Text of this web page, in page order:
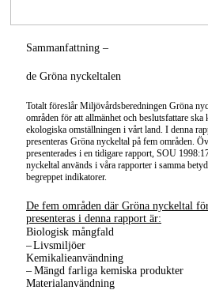
Sammanfattning –
de Gröna nyckeltalen
Totalt föreslår Miljövårdsberedningen Gröna
områden för att allmänhet och beslutsfattare ska
ekologiska omställningen i vårt land. I denna
presenteras Gröna nyckeltal på fem områden.
presenterades i en tidigare rapport, SOU
nyckeltal används i våra rapporter i samma
begreppet indikatorer.
De fem områden där Gröna nyckeltal
presenteras i denna rapport är:
Biologisk mångfald
–Livsmiljöer
Kemikalieanvändning
– Mängd farliga kemiska produkter
Materialanvändning